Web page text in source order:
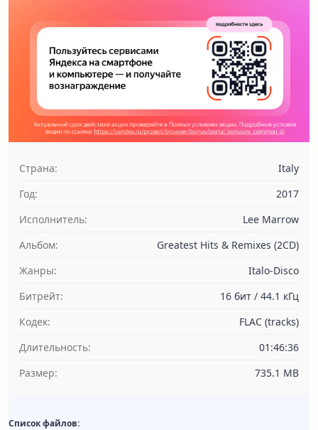
Страна:
Italy
Год:
2017
Исполнитель:
Lee Marrow
Альбом:
Greatest Hits & Remixes (2CD)
Жанры:
Italo-Disco
Битрейт:
16 бит / 44.1 кГц
Кодек:
FLAC (tracks)
Длительность:
01:46:36
Размер:
735.1 MB
Список файлов: